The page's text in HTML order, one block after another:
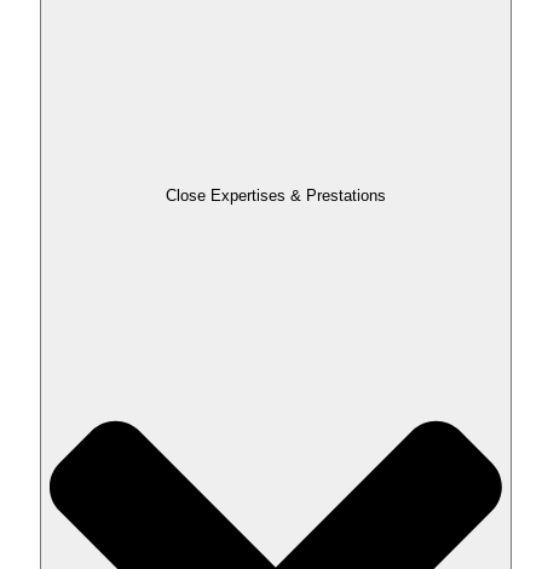
Close Expertises & Prestations